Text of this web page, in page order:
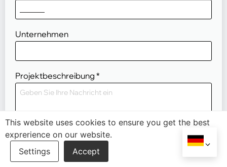
Unternehmen
Projektbeschreibung *
This website uses cookies to ensure you get the best
exprerience on our website.